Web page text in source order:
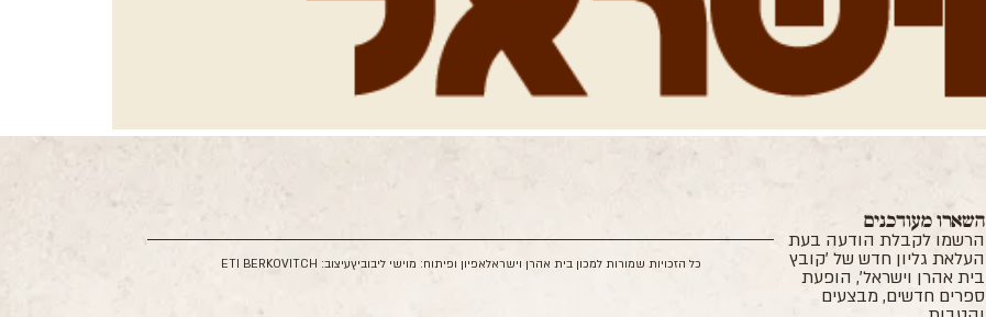
השארו מעודכנים
הרשמו לקבלת הודעה בעת
העלאת גליון חדש של 'קובץ
בית אהרן וישראל', הופעת
ספרים חדשים, מבצעים
כל הזכויות שמורות למכון בית אהרן וישראלאפיון ופיתוח: מוישי ליבוביץעיצוב: ETI BERKOVITCH